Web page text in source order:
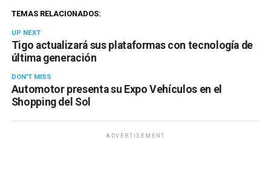
TEMAS RELACIONADOS:
UP NEXT
Tigo actualizará sus plataformas con tecnología de
última generación
DON'T MISS
Automotor presenta su Expo Vehículos en el
Shopping del Sol
ADVERTISEMENT